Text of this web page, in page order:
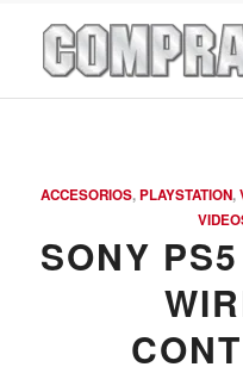
ACCESORIOS,PLAYSTATION,
SONY